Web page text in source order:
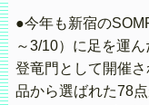
●今年も新宿の
～3/10）に足を運
登竜門として開催
品から選ばれた78